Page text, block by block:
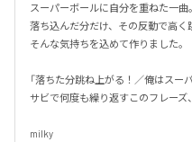
スーパーボールに自分を重ねた一曲。
落ち込んだ分だけ、その反動で高く
そんな気持ちを込めて作りました。
「落ちた分跳ね上がる！／俺はスー
サビで何度も繰り返すこのフレーズ
milky